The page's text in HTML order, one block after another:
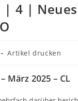
| 4 |
Artikel drucken
März 2025 – CL